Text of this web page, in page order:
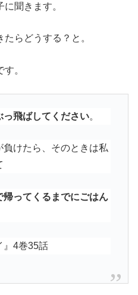
聞きます。
らどうする？と。
。
っ飛ばしてください。
けたら、そのときは私
帰ってくるまでにごはん
』4巻35話